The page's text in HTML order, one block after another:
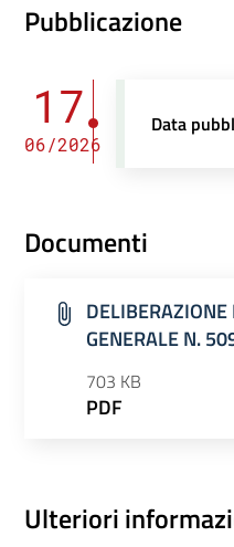
Pubblicazione
17
06/2026
Data
Documenti
DELIBERAZIONE
GENERALE N.
703 KB
PDF
Ulteriori